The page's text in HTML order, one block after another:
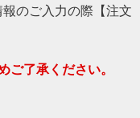
のご入力の際【注文
了承ください。